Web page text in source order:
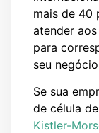
mais de 40
atender
para
seu
Se sua
de célula
Kistler-